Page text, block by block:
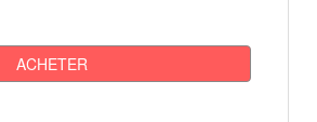
ACHETER